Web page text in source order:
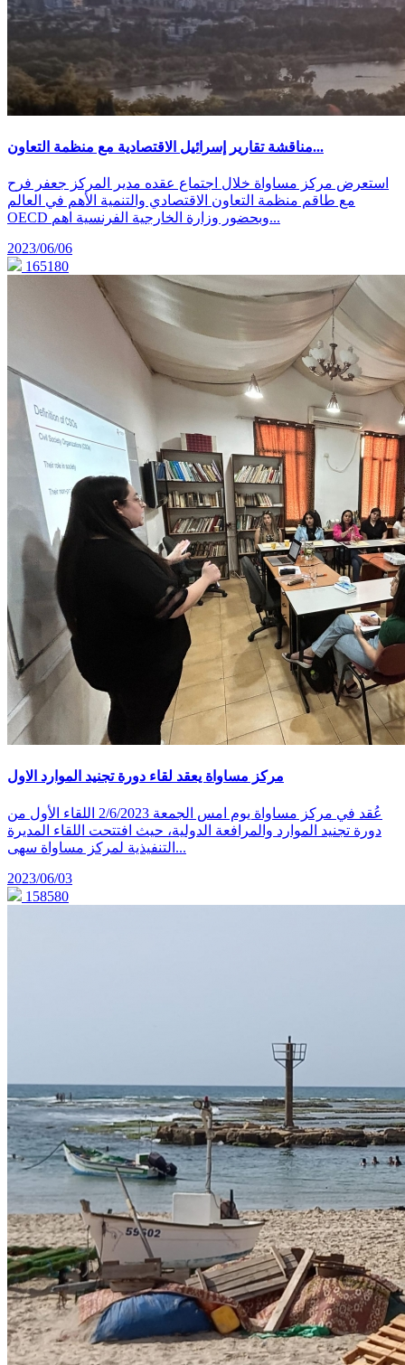
مناقشة تقارير إسرائيل الاقتصادية مع منظمة التعاون...
استعرض مركز مساواة خلال اجتماع عقده مدير المركز جعفر فرح
مع طاقم منظمة التعاون الاقتصادي والتنمية الأهم في العالم
OECD وبحضور وزارة الخارجية الفرنسية اهم...
2023/06/06
165180
مركز مساواة يعقد لقاء دورة تجنيد الموارد الاول
عُقد في مركز مساواة يوم امس الجمعة 2/6/2023 اللقاء الأول من
دورة تجنيد الموارد والمرافعة الدولية، حيث افتتحت اللقاء المديرة
التنفيذية لمركز مساواة سهى...
2023/06/03
158580